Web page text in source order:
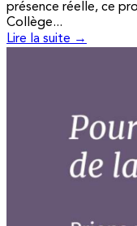
présence réelle, ce
Collège...
Lire la suite →